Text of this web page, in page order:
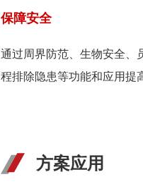
保障安全
通过周界防范、生物安全、
程排除隐患等功能和应用提
方案应用